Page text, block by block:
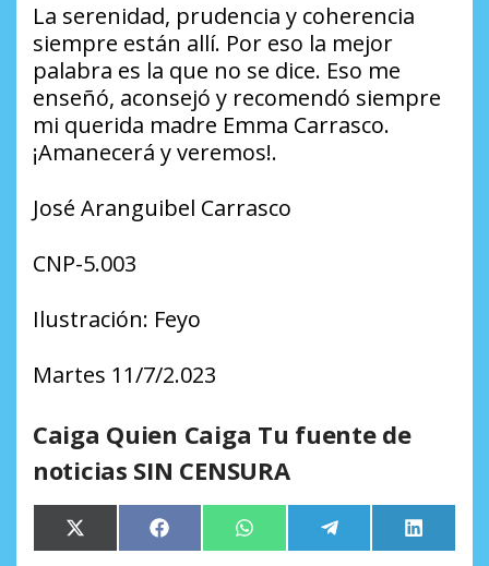
La serenidad, prudencia y coherencia
siempre están allí. Por eso la mejor
palabra es la que no se dice. Eso me
enseñó, aconsejó y recomendó siempre
mi querida madre Emma Carrasco.
¡Amanecerá y veremos!.
José Aranguibel Carrasco
CNP-5.003
Ilustración: Feyo
Martes 11/7/2.023
Caiga Quien Caiga Tu fuente de
noticias SIN CENSURA
Compartir
en
X
(Twitter)
Compartir
en
Facebook Compartir
en
WhatsApp Compartir
en
Telegram
en
LinkedIn